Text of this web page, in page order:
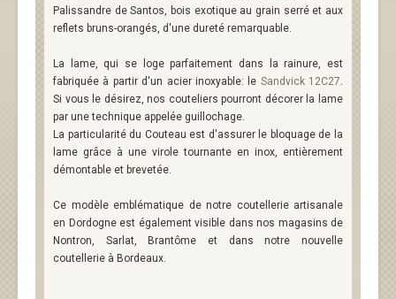
Palissandre de Santos, bois exotique au grain serré et aux
reflets bruns-orangés, d'une dureté remarquable.
La lame, qui se loge parfaitement dans la rainure, est
fabriquée à partir d'un acier inoxyable: le Sandvick 12C27.
Si vous le désirez, nos couteliers pourront décorer la lame
par une technique appelée guillochage.
La particularité du Couteau est d'assurer le bloquage de la
lame grâce à une virole tournante en inox, entièrement
démontable et brevetée.
Ce modèle emblématique de notre coutellerie artisanale
en Dordogne est également visible dans nos magasins de
Nontron, Sarlat, Brantôme et dans notre nouvelle
coutellerie à Bordeaux.